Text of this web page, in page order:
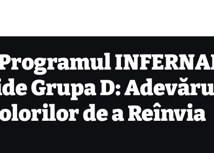
Grupa D:
de a Reînvia